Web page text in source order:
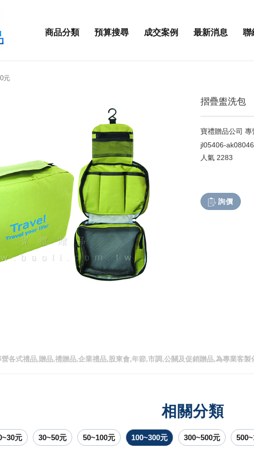
商品分類 預算搜尋 成交案例 最新消息 聯
元
摺疊盥洗包
寶禮贈品公司
jl05406-ak08046
人氣 2283
詢價
各式禮品,贈品,禮贈品,企業禮品,股東會,年節,市調,公關及促銷贈品,為專業客製
相關分類
元 30~50元 50~100元 100~300元 300~500元